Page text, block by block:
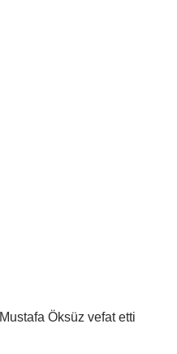
Mustafa Öksüz vefat etti